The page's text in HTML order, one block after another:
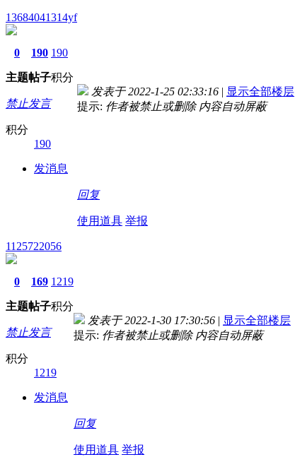
13684041314yf
0
主题
190
帖子
190
积分
禁止发言
积分
190
发消息
发表于 2022-1-25 02:33:16 | 显示全部楼层
提示: 作者被禁止或删除 内容自动屏蔽
回复
使用道具 举报
1125722056
0
主题
169
帖子
1219
积分
禁止发言
积分
1219
发消息
发表于 2022-1-30 17:30:56 | 显示全部楼层
提示: 作者被禁止或删除 内容自动屏蔽
回复
使用道具 举报